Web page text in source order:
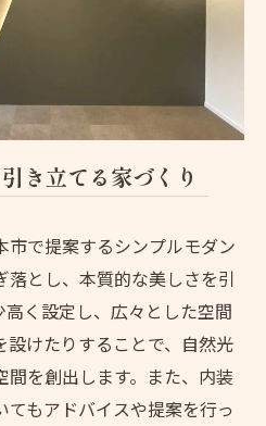
き立てる家づくり
で提案するシンプルモダン
とし、本質的な美しさを引
く設定し、広々とした空間
設けたりすることで、自然光
間を創出します。また、内装
もアドバイスや提案を行っ